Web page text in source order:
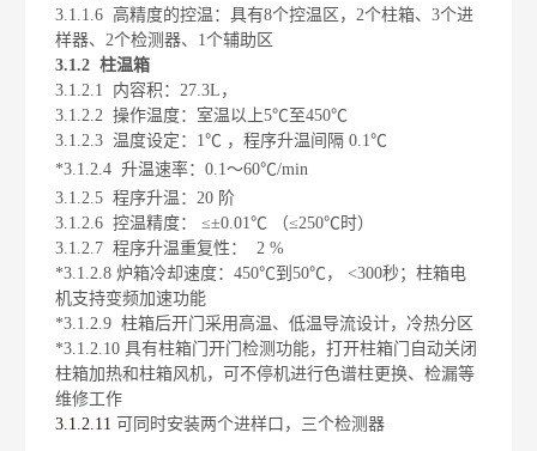
3.1.1.6 高精度的控温：具有8个控温区，2个柱箱、3个进
样器、2个检测器、 1个辅助区
3.1.2 柱温箱
3.1.2.1
内容积：27.3L ，
3.1.2.2 操作温度：室温以上5℃至450℃
3.1.2.3 温度设定： 1℃ ，程序升温间隔 0.1℃
*3.1.2.4 升温速率：0.1～60℃/min
3.1.2.5 程序升温：20 阶
3.1.2.6 控温精度： ≤±0.01℃ （≤250℃时）
3.1.2.7 程序升温重复性：
2 %
*3.1.2.8炉箱冷却速度：450℃到50℃， <300秒；柱箱电
机支持变频加速功能
*3.1.2.9 柱箱后开门采用高温、低温导流设计，冷热分区
*3.1.2.10具有柱箱门开门检测功能，打开柱箱门自动关闭
柱箱加热和柱箱风机，可不停机进行色谱柱更换、检漏等
维修工作
3.1.2.11 可同时安装两个进样口，三个检测器